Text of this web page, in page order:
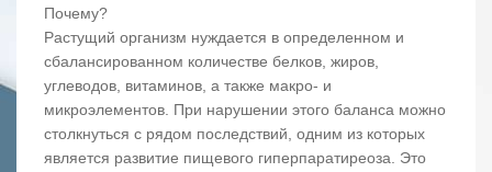
Почему?
Растущий организм нуждается в определенном и
сбалансированном количестве белков, жиров,
углеводов, витаминов, а также макро- и
микроэлементов. При нарушении этого баланса можно
столкнуться с рядом последствий, одним из которых
является развитие пищевого гиперпаратиреоза. Это